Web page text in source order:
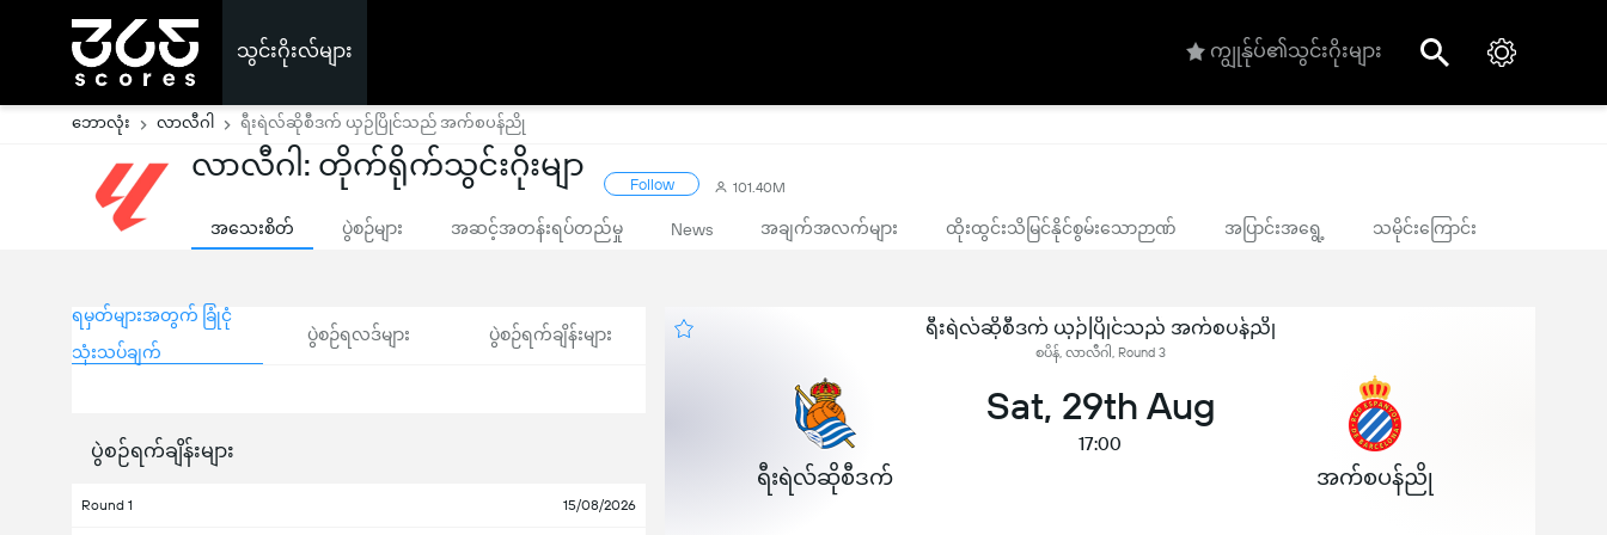
သွင်းဂိုးလ်များ ကျွုန်ုပ်၏သွင်းဂိုးများ
ဘောလုံး လာလီဂါ ရီးရဲလ်ဆိုစီဒက် ယှဉ်ပြိုင်သည် အက်စပန်ညို
လာလီဂါ: တိုက်ရိုက်သွင်းဂိုးမျာ
Follow 101.40M
အသေးစိတ် ပွဲစဉ်များ အဆင့်အတန်းရပ်တည်မှု News အချက်အလက်များ ထိုးထွင်းသိမြင်နိုင်စွမ်းသောဉာဏ် အပြာင်းအရွေ့ သမိုင်းကြောင်း
ရမှတ်များအတွက် ခြုံငုံ
သုံးသပ်ချက်
ပွဲစဉ်ရလဒ်များ ပွဲစဉ်ရက်ချိန်းများ
ပွဲစဉ်ရက်ချိန်းများ
Round 1 15/08/2026
ရီးရဲလ်ဆိုစီဒက် ယှဉ်ပြိုင်သည် အက်စပန်ညို
စပိန်, လာလီဂါ, Round 3
ရီးရဲလ်ဆိုစီဒက်
Sat, 29th Aug
17:00
အက်စပန်ညို